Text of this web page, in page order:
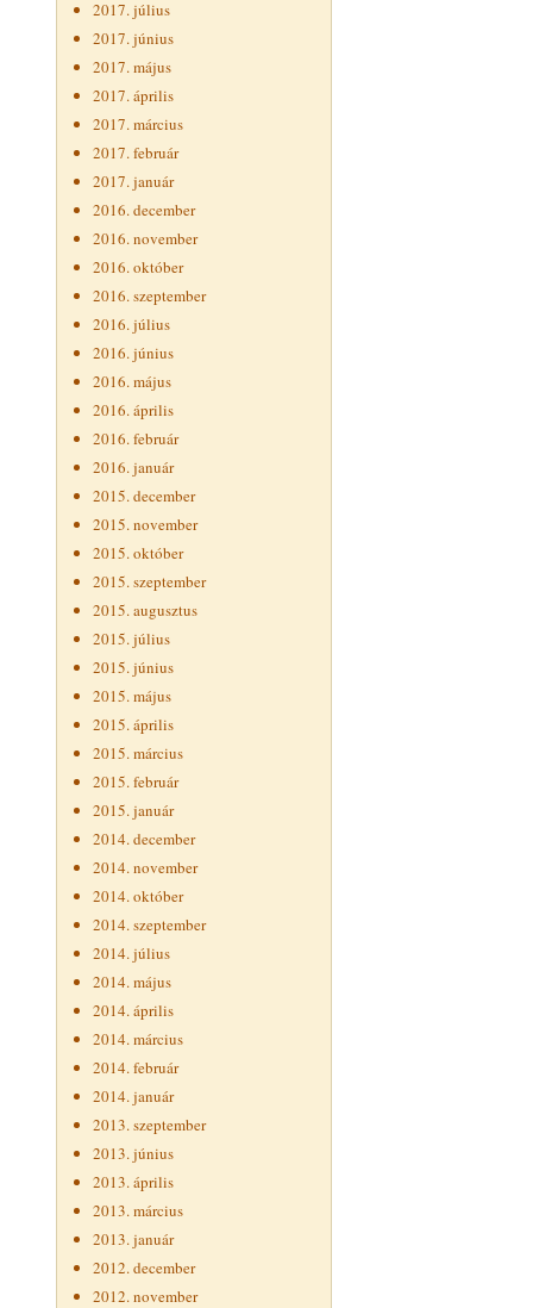
2017. július
2017. június
2017. május
2017. április
2017. március
2017. február
2017. január
2016. december
2016. november
2016. október
2016. szeptember
2016. július
2016. június
2016. május
2016. április
2016. február
2016. január
2015. december
2015. november
2015. október
2015. szeptember
2015. augusztus
2015. július
2015. június
2015. május
2015. április
2015. március
2015. február
2015. január
2014. december
2014. november
2014. október
2014. szeptember
2014. július
2014. május
2014. április
2014. március
2014. február
2014. január
2013. szeptember
2013. június
2013. április
2013. március
2013. január
2012. december
2012. november